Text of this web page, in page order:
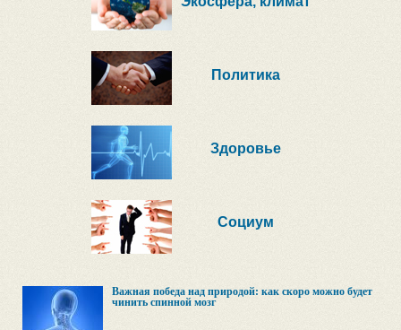
Политика
Здоровье
Социум
Важная победа над природой: как скоро можно будет
чинить спинной мозг